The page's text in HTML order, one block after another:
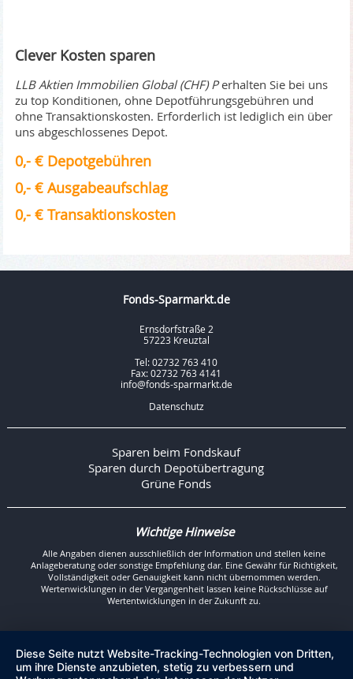
Clever Kosten sparen
LLB Aktien Immobilien Global (CHF) Perhalten Sie bei uns
zu top Konditionen, ohne Depotführungsgebühren und
ohne Transaktionskosten. Erforderlich ist lediglich ein über
uns abgeschlossenes Depot.
0,- € Depotgebühren
0,- € Ausgabeaufschlag
0,- € Transaktionskosten
Fonds-Sparmarkt.de
Ernsdorfstraße 2
57223 Kreuztal
Tel: 02732 763 410
Fax: 02732 763 4141
info@fonds-sparmarkt.de
Datenschutz
Sparen beim Fondskauf
Sparen durch Depotübertragung
Grüne Fonds
Wichtige Hinweise
Alle Angaben dienen ausschließlich der Information und stellen keine
Anlageberatung oder sonstige Empfehlung dar. Eine Gewähr für Richtigkeit,
Vollständigkeit oder Genauigkeit kann nicht übernommen werden.
Wertenwicklungen in der Vergangenheit lassen keine Rückschlüsse auf
Wertentwicklungen in der Zukunft zu.
Diese Seite nutzt Website-Tracking-Technologien von Dritten,
um ihre Dienste anzubieten, stetig zu verbessern und